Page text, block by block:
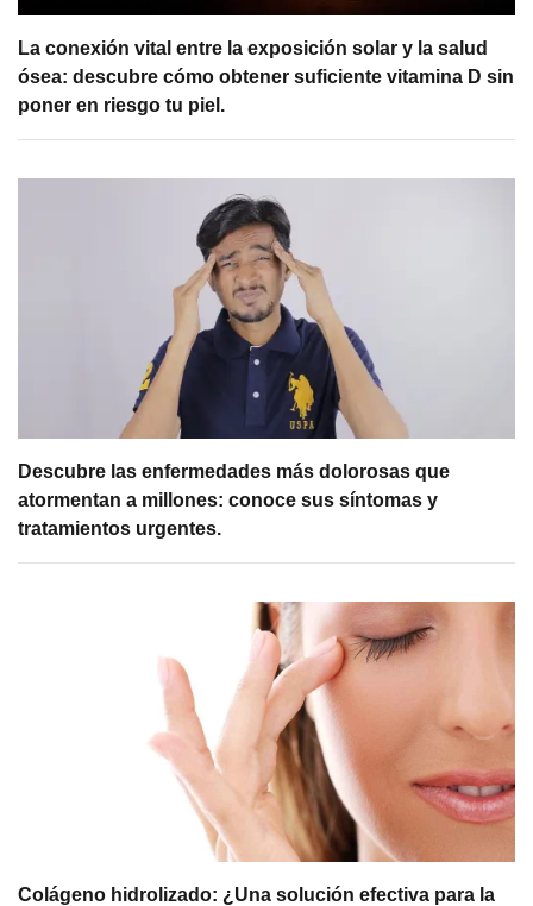
La conexión vital entre la exposición solar y la salud
ósea: descubre cómo obtener suficiente vitamina D sin
poner en riesgo tu piel.
Descubre las enfermedades más dolorosas que
atormentan a millones: conoce sus síntomas y
tratamientos urgentes.
Colágeno hidrolizado: ¿Una solución efectiva para la